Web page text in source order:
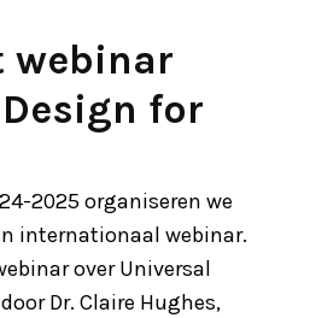
webinar
for
2025 organiseren we
internationaal webinar.
over Universal
Dr. Claire Hughes,